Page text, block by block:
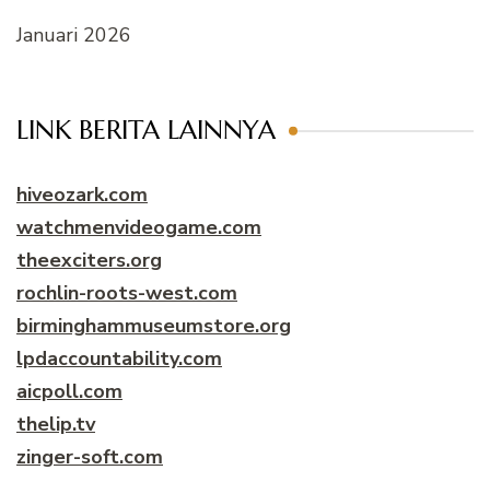
Januari 2026
LINK BERITA LAINNYA
hiveozark.com
watchmenvideogame.com
theexciters.org
rochlin-roots-west.com
birminghammuseumstore.org
lpdaccountability.com
aicpoll.com
thelip.tv
zinger-soft.com